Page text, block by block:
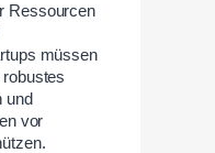
Ressourcen
müssen
und
vor